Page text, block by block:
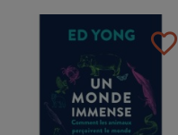
favorite_border